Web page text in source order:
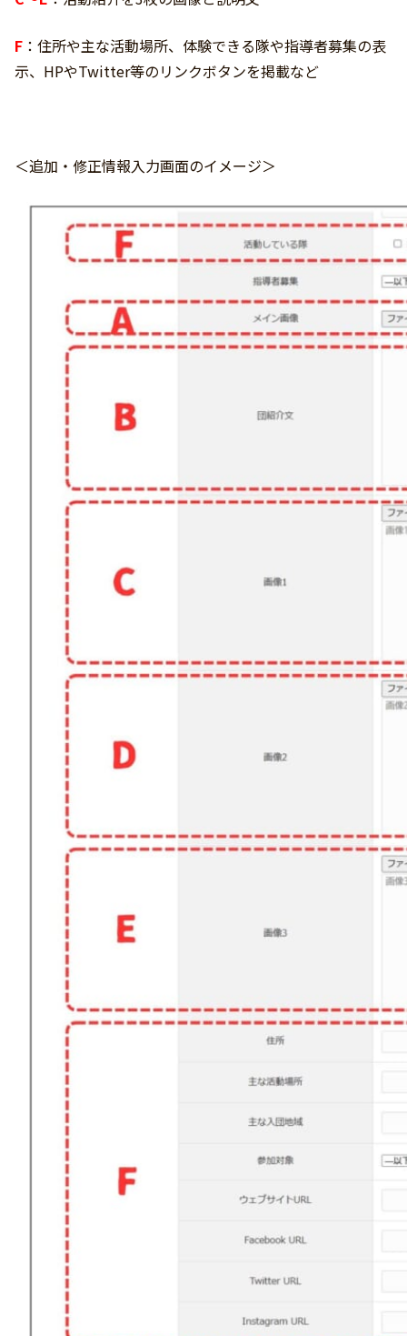
F ：住所や主な活動場所、体験できる隊や指導者募集の表
示、HPやTwitter等のリンクボタンを掲載など
＜追加・修正情報入力画面のイメージ＞